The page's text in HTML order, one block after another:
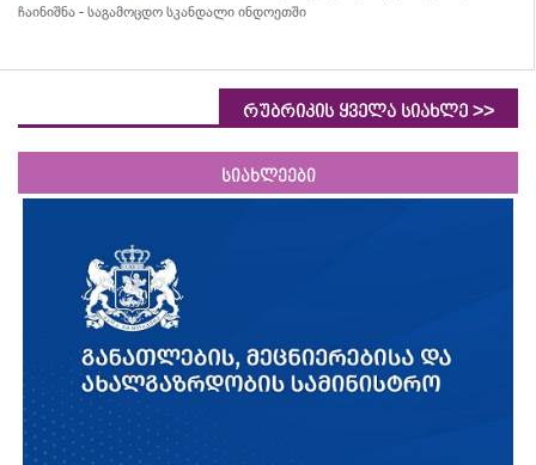
ჩაინიშნა - საგამოცდო სკანდალი ინდოეთში
რუბრიკის ყველა სიახლე >>
სიახლეები